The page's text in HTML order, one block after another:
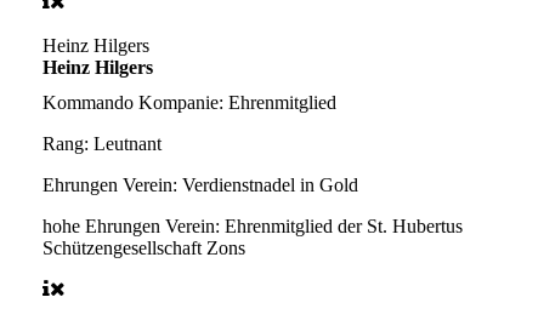
Heinz Hilgers
Heinz Hilgers
Kommando Kompanie: Ehrenmitglied
Rang: Leutnant
Ehrungen Verein: Verdienstnadel in Gold
hohe Ehrungen Verein: Ehrenmitglied der St. Hubertus
Schützengesellschaft Zons